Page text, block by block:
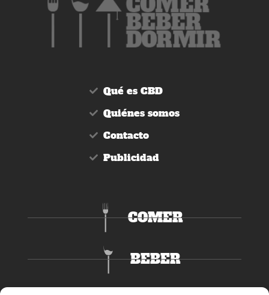
Qué es CBD
Quiénes somos
Contacto
Publicidad
COMER
BEBER